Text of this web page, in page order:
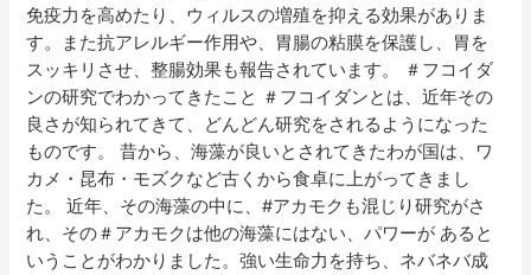
免疫力を高めたり、ウィルスの増殖を抑える効果がありま
す。また抗アレルギー作用や、胃腸の粘膜を保護し、胃を
スッキリさせ、整腸効果も報告されています。 ＃フコイダ
ンの研究でわかってきたこと ＃フコイダンとは、近年その
良さが知られてきて、どんどん研究をされるようになった
ものです。 昔から、海藻が良いとされてきたわが国は、ワ
カメ・昆布・モズクなど古くから食卓に上がってきまし
た。 近年、その海藻の中に、#アカモクも混じり研究がさ
れ、その＃アカモクは他の海藻にはない、パワーが あると
いうことがわかりました。強い生命力を持ち、ネバネバ成